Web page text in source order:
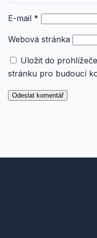
E-mail *
Webová stránka
Uložit do
stránku pro budoucí